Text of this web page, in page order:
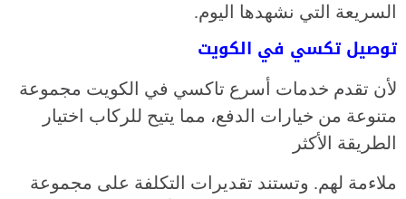
السريعة التي نشهدها اليوم.
توصيل تكسي في الكويت
لأن تقدم خدمات أسرع تاكسي في الكويت مجموعة
متنوعة من خيارات الدفع، مما يتيح للركاب اختيار
الطريقة الأكثر
ملاءمة لهم. وتستند تقديرات التكلفة على مجموعة